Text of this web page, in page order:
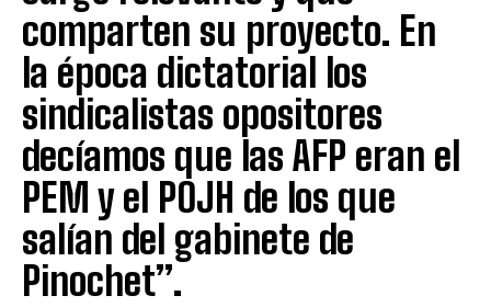
comparten su proyecto. En
la época dictatorial los
sindicalistas opositores
decíamos que las AFP eran el
PEM y el POJH de los que
salían del gabinete de
Pinochet”.